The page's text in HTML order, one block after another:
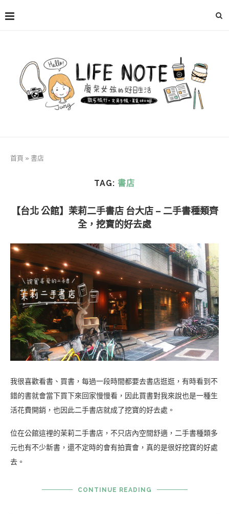
首頁 » 書店
TAG: 書店
【台北 公館】茉莉二手書店 台大店 – 二手書種類齊
全，挖寶的好去處
我很喜歡看書、買書，每過一段時間都要去書店逛逛，有時看到不
錯的書就會當下買下來回家慢慢看，因此買書對我來說也是一種生
活花費開銷，也因此二手書店就成了挖寶的好去處。
位在公館這裡的茉莉二手書店，不只店內空間舒適，二手書種類多
元也有不少新書，還不定時的會有拍賣會，真的是很好挖寶的好處
去。
CONTINUE READING